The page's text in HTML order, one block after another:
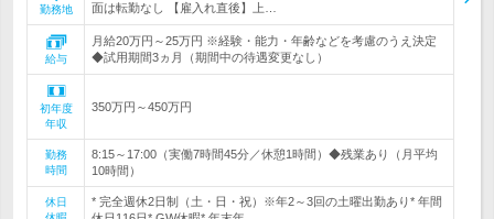
勤務地
面は転勤なし 【雇入れ直後】上…
給与
月給20万円～25万円 ※経験・能力・年齢などを考慮のうえ決定
◆試用期間3ヵ月（期間中の待遇変更なし）
初年度
年収
350万円～450万円
勤務
時間
8:15～17:00（実働7時間45分／休憩1時間）◆残業あり（月平均
10時間）
休日
* 完全週休2日制（土・日・祝）※年2～3回の土曜出勤あり* 年間